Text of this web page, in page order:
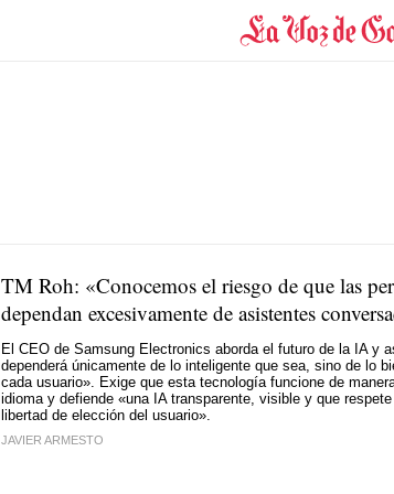
TM Roh: «Conocemos el riesgo de que las
dependan excesivamente de asistentes
El CEO de Samsung Electronics aborda el futuro de la IA y
dependerá únicamente de lo inteligente que sea, sino de lo
cada usuario». Exige que esta tecnología funcione de
idioma y defiende «una IA transparente, visible y que
libertad de elección del usuario».
JAVIER ARMESTO